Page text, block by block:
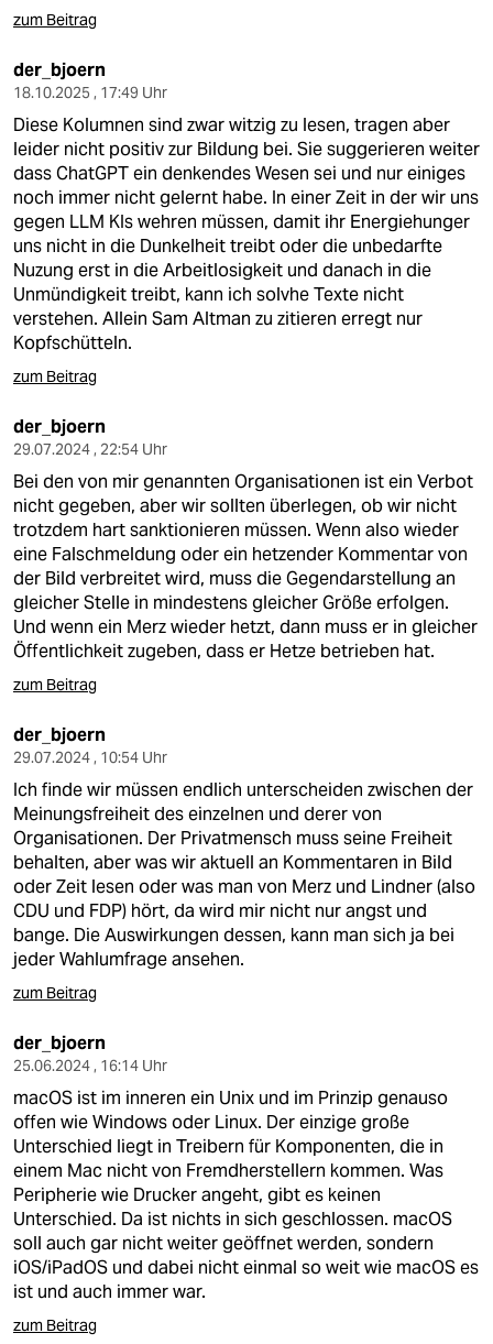
zum Beitrag
der_bjoern
18.10.2025 , 17:49 Uhr
Diese Kolumnen sind zwar witzig zu lesen, tragen aber
leider nicht positiv zur Bildung bei. Sie suggerieren weiter
dass ChatGPT ein denkendes Wesen sei und nur einiges
noch immer nicht gelernt habe. In einer Zeit in der wir uns
gegen LLM KIs wehren müssen, damit ihr Energiehunger
uns nicht in die Dunkelheit treibt oder die unbedarfte
Nuzung erst in die Arbeitlosigkeit und danach in die
Unmündigkeit treibt, kann ich solvhe Texte nicht
verstehen. Allein Sam Altman zu zitieren erregt nur
Kopfschütteln.
zum Beitrag
der_bjoern
29.07.2024 , 22:54 Uhr
Bei den von mir genannten Organisationen ist ein Verbot
nicht gegeben, aber wir sollten überlegen, ob wir nicht
trotzdem hart sanktionieren müssen. Wenn also wieder
eine Falschmeldung oder ein hetzender Kommentar von
der Bild verbreitet wird, muss die Gegendarstellung an
gleicher Stelle in mindestens gleicher Größe erfolgen.
Und wenn ein Merz wieder hetzt, dann muss er in gleicher
Öffentlichkeit zugeben, dass er Hetze betrieben hat.
zum Beitrag
der_bjoern
29.07.2024 , 10:54 Uhr
Ich finde wir müssen endlich unterscheiden zwischen der
Meinungsfreiheit des einzelnen und derer von
Organisationen. Der Privatmensch muss seine Freiheit
behalten, aber was wir aktuell an Kommentaren in Bild
oder Zeit lesen oder was man von Merz und Lindner (also
CDU und FDP) hört, da wird mir nicht nur angst und
bange. Die Auswirkungen dessen, kann man sich ja bei
jeder Wahlumfrage ansehen.
zum Beitrag
der_bjoern
25.06.2024 , 16:14 Uhr
macOS ist im inneren ein Unix und im Prinzip genauso
offen wie Windows oder Linux. Der einzige große
Unterschied liegt in Treibern für Komponenten, die in
einem Mac nicht von Fremdherstellern kommen. Was
Peripherie wie Drucker angeht, gibt es keinen
Unterschied. Da ist nichts in sich geschlossen. macOS
soll auch gar nicht weiter geöffnet werden, sondern
iOS/iPadOS und dabei nicht einmal so weit wie macOS es
ist und auch immer war.
zum Beitrag